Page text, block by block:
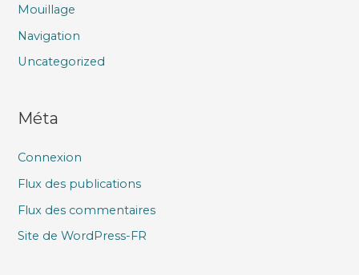
Mouillage
Navigation
Uncategorized
Méta
Connexion
Flux des publications
Flux des commentaires
Site de WordPress-FR